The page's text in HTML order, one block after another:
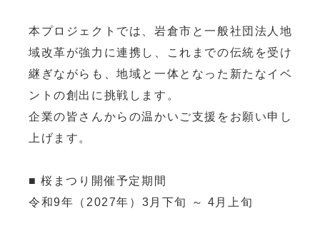
本プロジェクトでは、岩倉市と一般社団法人地
域改革が強力に連携し、これまでの伝統を受け
継ぎながらも、地域と一体となった新たなイベ
ントの創出に挑戦します。
企業の皆さんからの温かいご支援をお願い申し
上げます。
■ 桜まつり開催予定期間
令和9年（2027年）3月下旬 ～ 4月上旬